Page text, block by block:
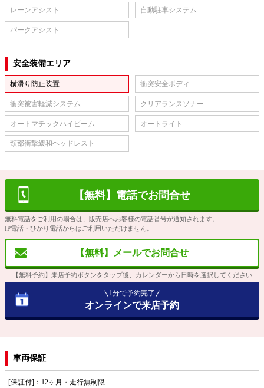
レーンアシスト 自動駐車システム
パークアシスト
安全装備エリア
横滑り防止装置 衝突安全ボディ
衝突被害軽減システム クリアランスソナー
オートマチックハイビーム オートライト
頸部衝撃緩和ヘッドレスト
【無料】電話でお問合せ
無料電話をご利用の場合は、販売店へお客様の電話番号が通知されます。
IP電話・ひかり電話からはご利用いただけません。
【無料】メールでお問合せ
【無料予約】来店予約ボタンをタップ後、カレンダーから日時を選択してください
1分で予約完了
オンラインで来店予約
車両保証
[保証付]：12ヶ月・走行無制限